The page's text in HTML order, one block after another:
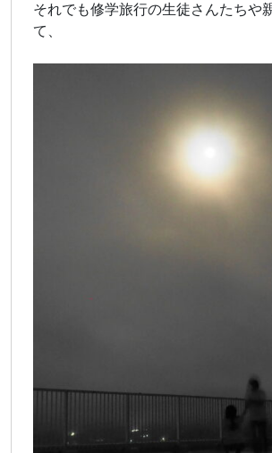
それでも修学旅行の生徒さんたちや
て、